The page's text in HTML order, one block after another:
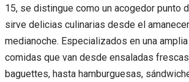
15, se distingue como un acogedor punto
sirve delicias culinarias desde el
medianoche. Especializados en una
comidas que van desde ensaladas
baguettes, hasta hamburguesas,